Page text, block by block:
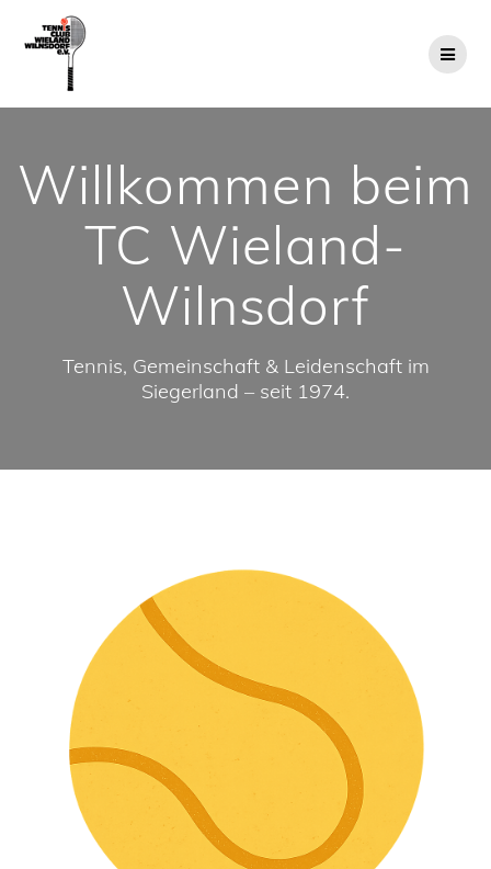
Willkommen beim
TC Wieland-
Wilnsdorf
Tennis, Gemeinschaft & Leidenschaft im
Siegerland – seit 1974.